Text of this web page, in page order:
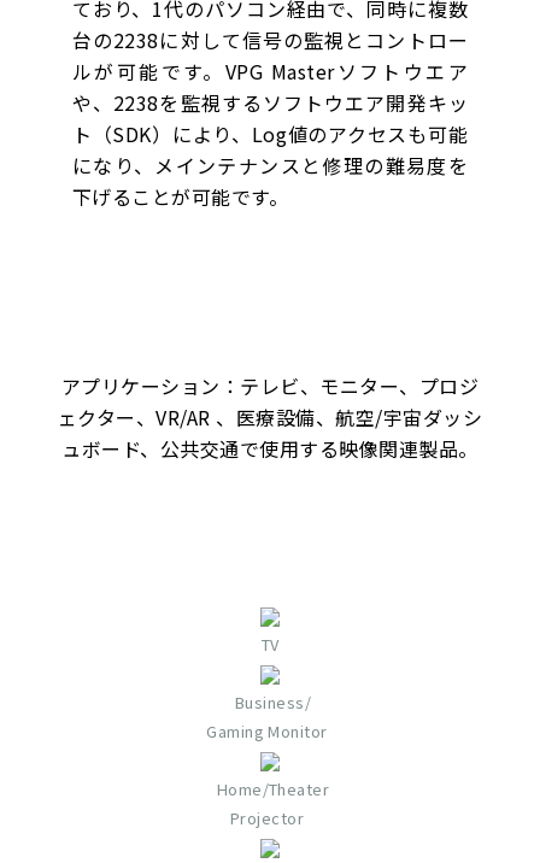
ており、1代のパソコン経由で、同時に複数
台の2238に対して信号の監視とコントロー
ルが可能です。VPG Masterソフトウエア
や、2238を監視するソフトウエア開発キッ
ト（SDK）により、Log値のアクセスも可能
になり、メインテナンスと修理の難易度を
下げることが可能です。
アプリケーション：テレビ、モニター、プロジ
ェクター、VR/AR 、医療設備、航空/宇宙ダッシ
ュボード、公共交通で使用する映像関連製品。
TV
Business/
Gaming Monitor
Home/Theater
Projector​